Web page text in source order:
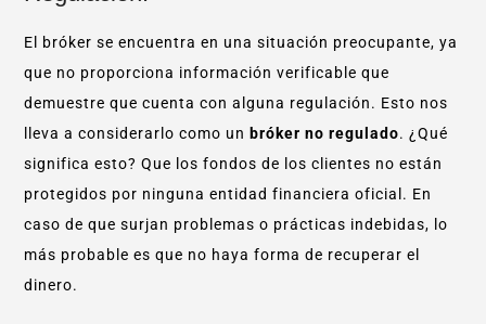
El bróker se encuentra en una situación preocupante, ya
que no proporciona información verificable que
demuestre que cuenta con alguna regulación. Esto nos
lleva a considerarlo como un bróker no regulado. ¿Qué
significa esto? Que los fondos de los clientes no están
protegidos por ninguna entidad financiera oficial. En
caso de que surjan problemas o prácticas indebidas, lo
más probable es que no haya forma de recuperar el
dinero.